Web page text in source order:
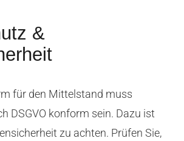
&
für den Mittelstand muss
DSGVO konform sein. Dazu ist
zu achten. Prüfen Sie,